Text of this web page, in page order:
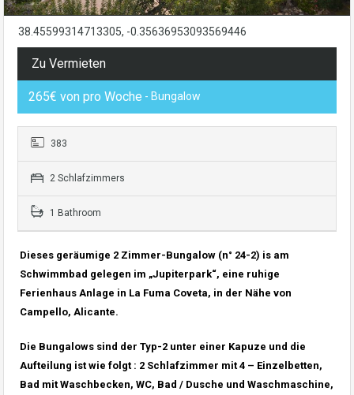
38.45599314713305, -0.35636953093569446
Zu Vermieten
265€ von pro Woche - Bungalow
383
2 Schlafzimmers
1 Bathroom
Dieses geräumige 2 Zimmer-Bungalow (n° 24-2) is am
Schwimmbad gelegen im „Jupiterpark“, eine ruhige
Ferienhaus Anlage in La Fuma Coveta, in der Nähe von
Campello, Alicante.
Die Bungalows sind der Typ-2 unter einer Kapuze und die
Aufteilung ist wie folgt : 2 Schlafzimmer mit 4 – Einzelbetten,
Bad mit Waschbecken, WC, Bad / Dusche und Waschmaschine,